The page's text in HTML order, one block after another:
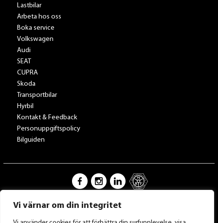
Vi värnar om din integritet
Lastbilar
Arbeta hos oss
Boka service
Volkswagen
Audi
SEAT
CUPRA
Skoda
Transportbilar
Hyrbil
Kontakt & Feedback
Personuppgiftspolicy
Bilguiden
Tillbaka till Toveksbil.se